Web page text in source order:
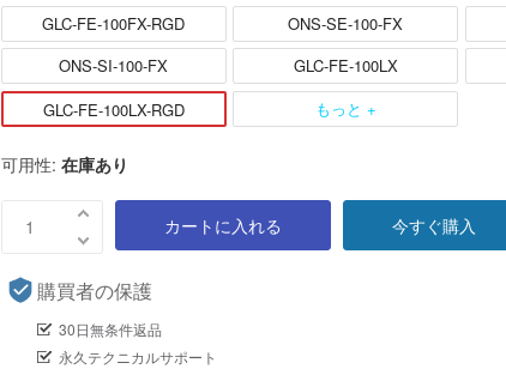
GLC-FE-100FX-RGD
ONS-SE-100-FX
ONS-SI-100-FX
GLC-FE-100LX
GLC-FE-100LX-RGD
もっと +
可用性: 在庫あり
カートに入れる 今すぐ購入
購買者の保護
30日無条件返品
永久テクニカルサポート